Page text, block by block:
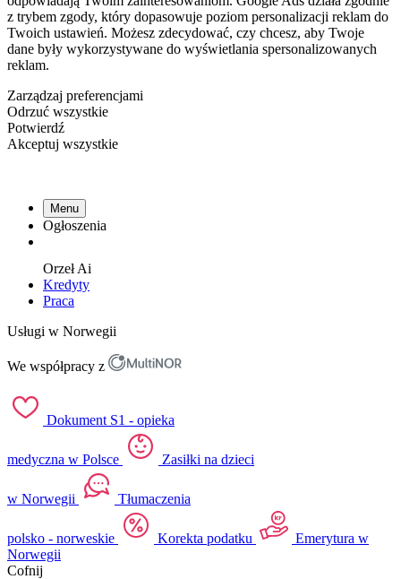
z trybem zgody, który dopasowuje poziom personalizacji reklam do
Twoich ustawień. Możesz zdecydować, czy chcesz, aby Twoje
dane były wykorzystywane do wyświetlania spersonalizowanych
reklam.
Zarządzaj preferencjami
Odrzuć wszystkie
Potwierdź
Akceptuj wszystkie
Menu
Ogłoszenia
OrzełAi
Kredyty
Praca
Usługi w Norwegii
We współpracy z
Dokument S1 - opieka
medyczna w Polsce Zasiłki na dzieci
w Norwegii Tłumaczenia
polsko - norweskie Korekta podatku
Emerytura w
Norwegii
Cofnij